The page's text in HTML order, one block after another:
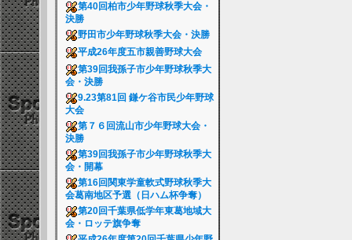
第40回柏市少年野球秋季大会・
決勝
野田市少年野球秋季大会・決勝
平成26年度五市親善野球大会
第39回我孫子市少年野球秋季大
会・決勝
9.23第81回 鎌ケ谷市民少年野球
大会
第７６回流山市少年野球大会・
決勝
第39回我孫子市少年野球秋季大
会・開幕
第16回関東学童軟式野球秋季大
会葛南地区予選（日ハム杯争奪）
第20回千葉県低学年東葛地域大
会・ロッテ旗争奪